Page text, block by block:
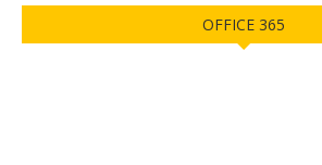
OFFICE 365